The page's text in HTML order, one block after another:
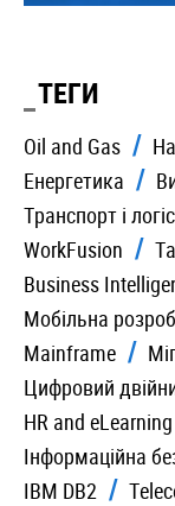
ТЕГИ
Oil and Gas
Енергетика
Транспорт і
WorkFusion
Business
Мобільна
Mainframe
Цифровий
HR and eLearning
Iнформаційна
IBM DB2